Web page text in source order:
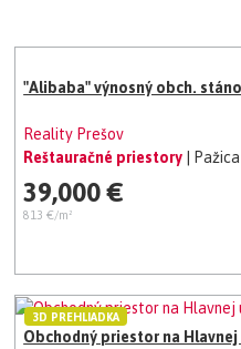
"Alibaba" výnosný obch.
Reality Prešov
Reštauračné priestory
| Pažica
39,000 €
813 €/m²
Obchodný priestor na Hlavnej
3D PREHLIADKA